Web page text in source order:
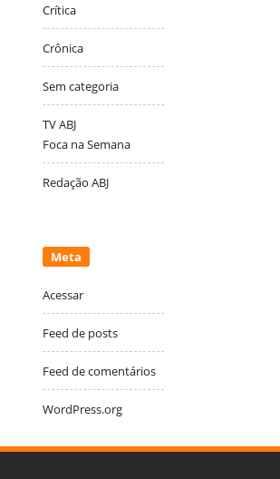
Crítica
Crônica
Sem categoria
TV ABJ
Foca na Semana
Redação ABJ
Meta
Acessar
Feed de posts
Feed de comentários
WordPress.org